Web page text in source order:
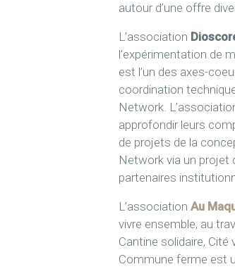
autour d’une offre
L’association
l’expérimentation de
est l’un des axes-
coordination
Network.
approfondir leurs
de projets de la
Network via un projet
partenaires
L’association Au
vivre ensemble, au
Cantine solidaire, Cité
Commune ferme est